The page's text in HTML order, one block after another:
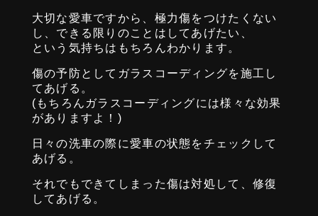
大切な愛車ですから、極力傷をつけたくない
し、できる限りのことはしてあげたい、
という気持ちはもちろんわかります。
傷の予防としてガラスコーディングを施工し
てあげる。
(もちろんガラスコーディングには様々な効果
がありますよ！)
日々の洗車の際に愛車の状態をチェックして
あげる。
それでもできてしまった傷は対処して、修復
してあげる。